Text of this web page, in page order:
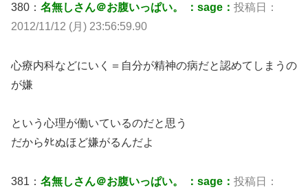
380： 名無しさん＠お腹いっぱい。 ：sage： 投稿日：
2012/11/12 (月) 23:56:59.90
心療内科などにいく＝自分が精神の病だと認めてしまうの
が嫌
という心理が働いているのだと思う
だからﾀﾋぬほど嫌がるんだよ
381： 名無しさん＠お腹いっぱい。 ：sage： 投稿日：